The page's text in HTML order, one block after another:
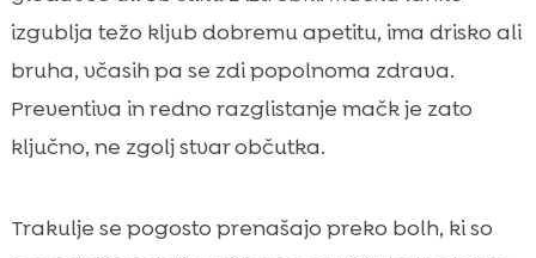
izgublja težo kljub dobremu apetitu, ima drisko ali
bruha, včasih pa se zdi popolnoma zdrava.
Preventiva in redno razglistanje mačk je zato
ključno, ne zgolj stvar občutka.
Trakulje se pogosto prenašajo preko bolh, ki so